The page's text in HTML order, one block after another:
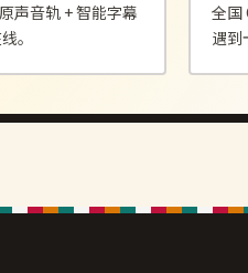
声音轨 + 智能字幕
。
全国
遇到